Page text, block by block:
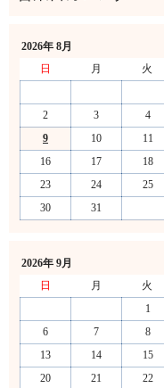
2026年 8月
日
月 火
2
3 4
9
10 11
16
17 18
23
24 25
30
31
2026年 9月
日
月 火
1
6
7 8
13
14 15
20
21 22